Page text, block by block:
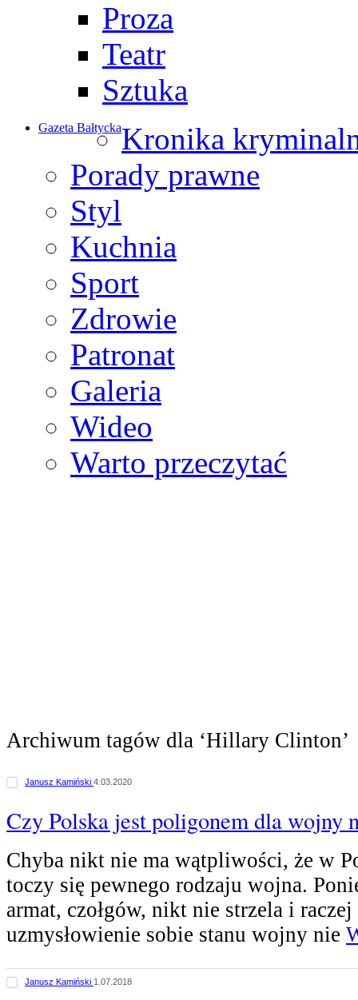
Proza
Teatr
Sztuka
Gazeta BałtyckaKronika
Porady prawne
Styl
Kuchnia
Sport
Zdrowie
Patronat
Galeria
Wideo
Warto przeczytać
Archiwum tagów dla ‘Hillary Clinton’
Janusz Kamiński 4.03.2020
Czy Polska jest poligonem dla wojny
Chyba nikt nie ma wątpliwości, że w
toczy się pewnego rodzaju wojna.
armat, czołgów, nikt nie strzela i
uzmysłowienie sobie stanu wojny nie
Janusz Kamiński 1.07.2018